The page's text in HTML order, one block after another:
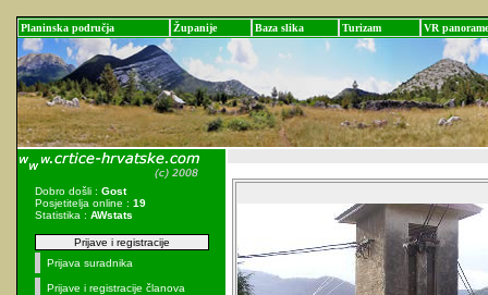
Planinska područja Županije Baza slika Turizam VR panorame
Dobro došli : Gost
Posjetitelja online : 19
Statistika : AWstats
Prijave i registracije
Prijava suradnika
Prijave i registracije članova